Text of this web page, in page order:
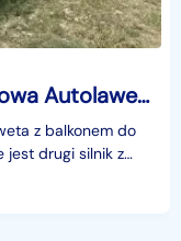
MAN TGL 8.210 Pomoc drogowa Autolaweta x 2 MAN TGL 8.210 Pomoc drogowa Autolaweta na 2 Auta 2005
z balkonem do
jest drugi silnik z
inne po